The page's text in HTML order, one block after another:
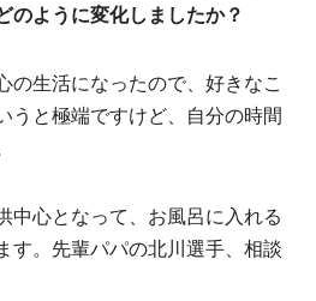
のように変化しましたか？
の生活になったので、好きなこ
うと極端ですけど、自分の時間
中心となって、お風呂に入れる
す。先輩パパの北川選手、相談